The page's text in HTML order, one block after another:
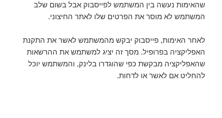
שהאימות נעשה בין המשתמש לפייסבוק אבל בשום שלב
המשתמש לא מוסר את הפרטים שלו לאתר החיצוני.
לאחר האימות, פייסבוק יבקש מהמשתמש לאשר את התקנת
האפליקציה בפרופיל. מסך זה יציג למשתמש את ההרשאות
שהאפליקציה מבקשת כפי שהוגדרו בלינק, והמשתמש יוכל
להחליט אם לאשר או לדחות.